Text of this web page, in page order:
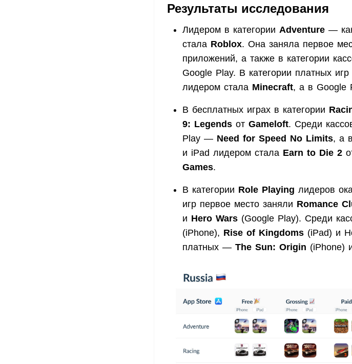
Результаты исследования
Лидером в категории Adventure —
стала Roblox. Она заняла первое
приложений, а также в категории
Google Play. В категории платных
лидером стала Minecraft, а в Google
В бесплатных играх в категории
9: Legends от Gameloft. Среди
Play — Need for Speed No Limits, а
и iPad лидером стала Earn to Die 2
Games.
В категории Role Playing лидеров
игр первое место заняли Romance
и Hero Wars (Google Play). Среди
(iPhone), Rise of Kingdoms (iPad) и
платных — The Sun: Origin (iPhone)